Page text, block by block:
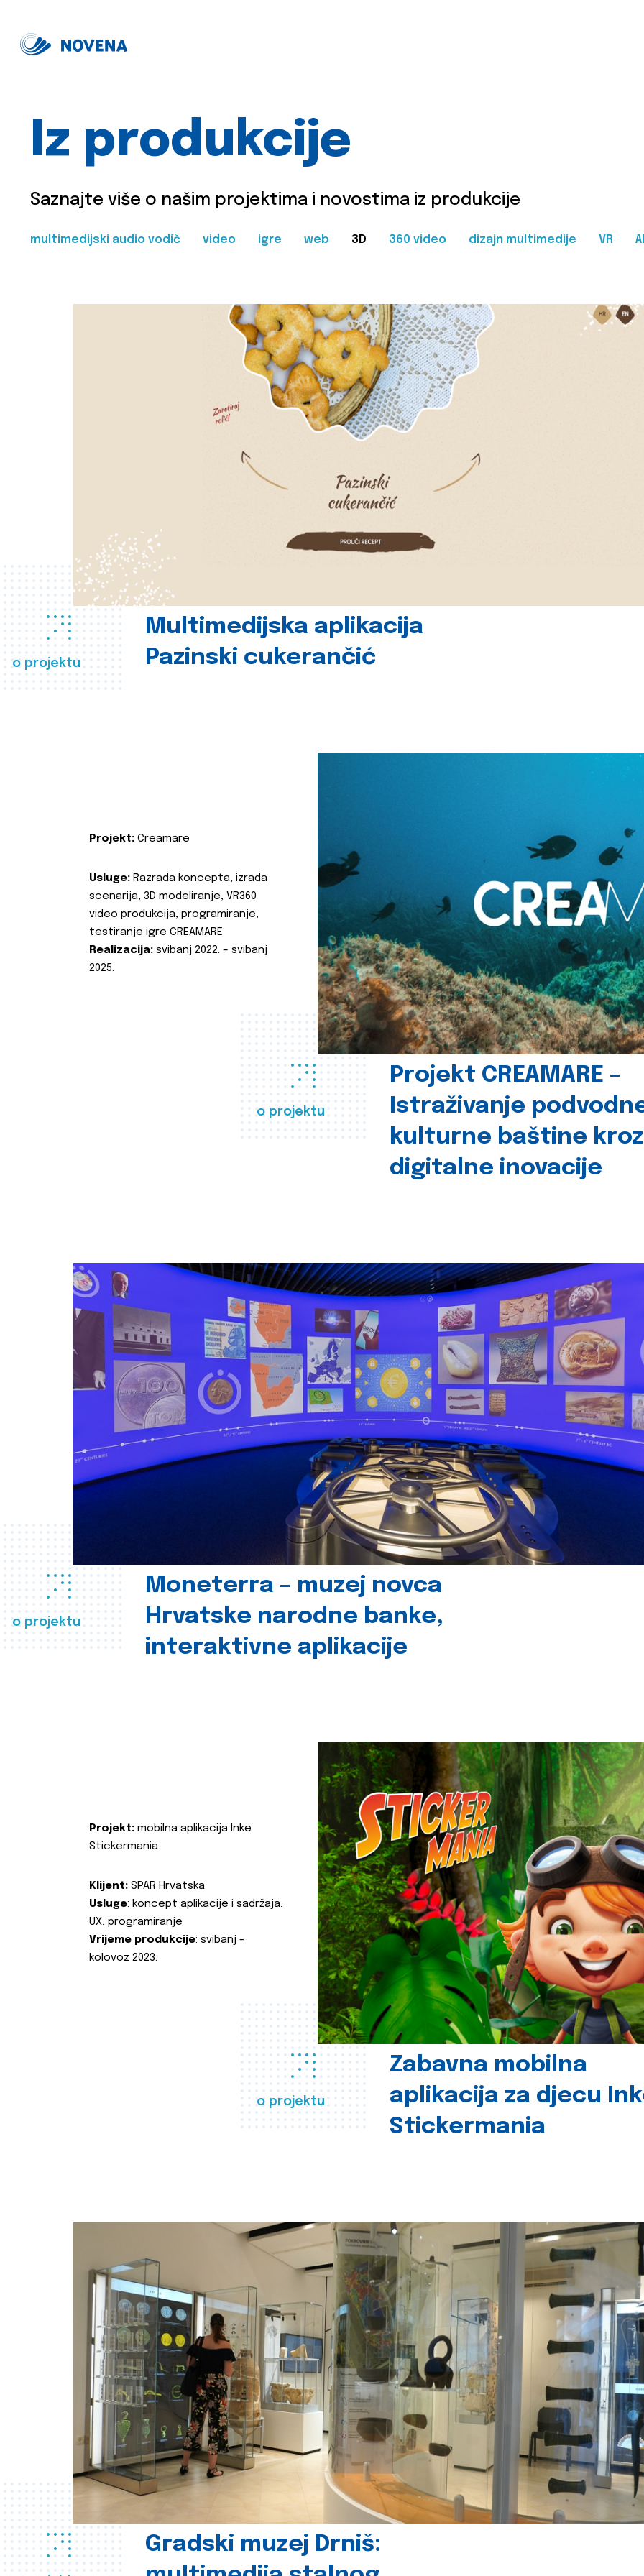
Iz produkcije
Saznajte više o našim projektima i novostima iz produkcije
multimedijski audio vodič video igre web 3D 360 video dizajn multimedije VR
o projektu
Multimedijska aplikacija
Pazinski cukerančić
o projektu
Projekt CREAMARE –
Istraživanje
kulturne baštine kroz
digitalne inovacije
Projekt: Creamare
Usluge: Razrada koncepta, izrada
scenarija, 3D modeliranje, VR360
video produkcija, programiranje,
testiranje igre CREAMARE
Realizacija: svibanj 2022. – svibanj
2025.
o projektu
Moneterra – muzej novca
Hrvatske narodne banke,
interaktivne aplikacije
o projektu
Zabavna mobilna
aplikacija za djecu
Stickermania
Projekt: mobilna aplikacija Inke
Stickermania
Klijent: SPAR Hrvatska
Usluge: koncept aplikacije i sadržaja,
UX, programiranje
Vrijeme produkcije: svibanj -
kolovoz 2023.
Gradski muzej Drniš: